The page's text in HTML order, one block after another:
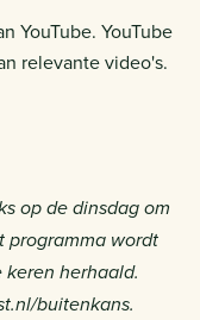
YouTube. YouTube
relevante video's.
op de dinsdag om
programma wordt
herhaald.
buitenkans.